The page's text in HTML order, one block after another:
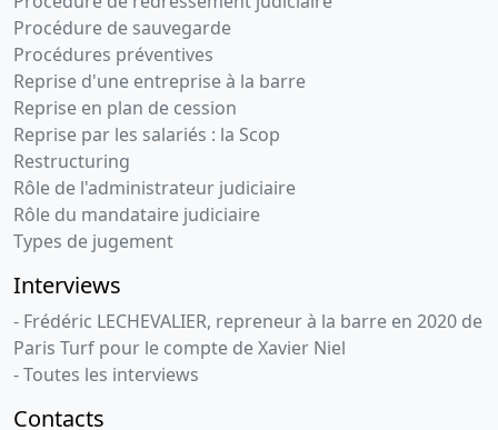
Procédure de sauvegarde
Procédures préventives
Reprise d'une entreprise à la barre
Reprise en plan de cession
Reprise par les salariés : la Scop
Restructuring
Rôle de l'administrateur judiciaire
Rôle du mandataire judiciaire
Types de jugement
Interviews
- Frédéric LECHEVALIER, repreneur à la barre en 2020 de
Paris Turf pour le compte de Xavier Niel
- Toutes les interviews
Contacts